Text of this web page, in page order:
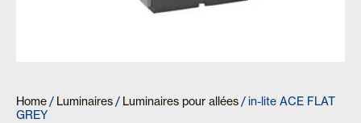
Home / Luminaires / Luminaires pour allées / in-lite ACE FLAT
GREY